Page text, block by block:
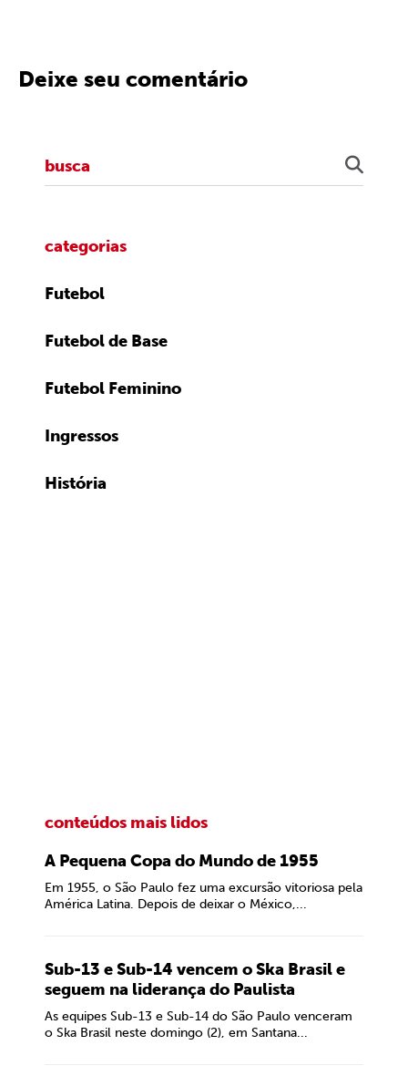
Deixe seu comentário
categorias
Futebol
Futebol de Base
Futebol Feminino
Ingressos
História
conteúdos mais lidos
A Pequena Copa do Mundo de 1955
Em 1955, o São Paulo fez uma excursão vitoriosa pela
América Latina. Depois de deixar o México,...
Sub-13 e Sub-14 vencem o Ska Brasil e
seguem na liderança do Paulista
As equipes Sub-13 e Sub-14 do São Paulo venceram
o Ska Brasil neste domingo (2), em Santana...